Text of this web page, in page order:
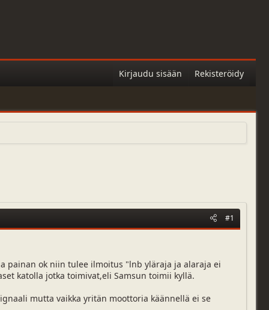
Kirjaudu sisään Rekisteröidy
#1
painan ok niin tulee ilmoitus "lnb yläraja ja alaraja ei
katolla jotka toimivat,eli Samsun toimii kyllä.
mutta vaikka yritän moottoria käännellä ei se